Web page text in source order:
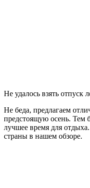
Не удалось взять отпуск
Не беда, предлагаем
предстоящую осень. Тем
лучшее время для
страны в нашем обзоре.